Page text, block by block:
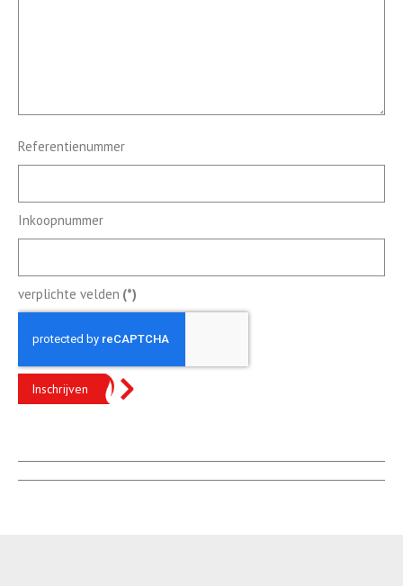
Referentienummer
Inkoopnummer
verplichte velden (*)
Inschrijven